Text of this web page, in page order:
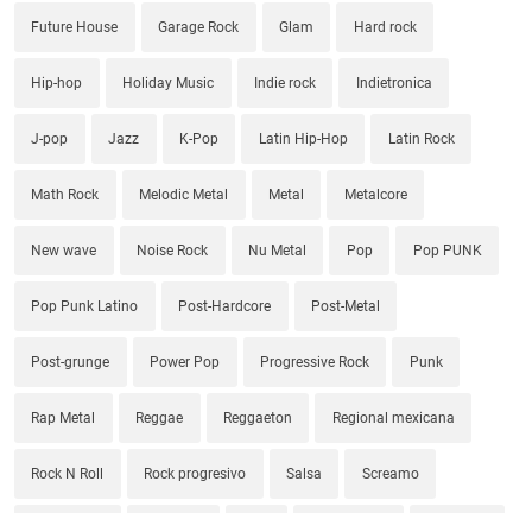
Future House Garage Rock Glam Hard rock
Hip-hop Holiday Music Indie rock Indietronica
J-pop Jazz K-Pop Latin Hip-Hop Latin Rock
Math Rock Melodic Metal Metal Metalcore
New wave Noise Rock Nu Metal Pop Pop PUNK
Pop Punk Latino Post-Hardcore Post-Metal
Post-grunge Power Pop Progressive Rock Punk
Rap Metal Reggae Reggaeton Regional mexicana
Rock N Roll Rock progresivo Salsa Screamo